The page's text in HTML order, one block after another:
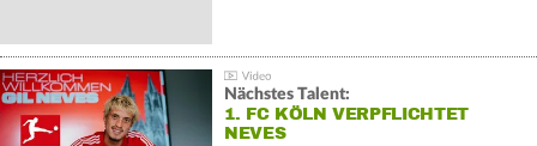
Nächstes Talent:
1. FC KÖLN VERPFLICHTET
NEVES